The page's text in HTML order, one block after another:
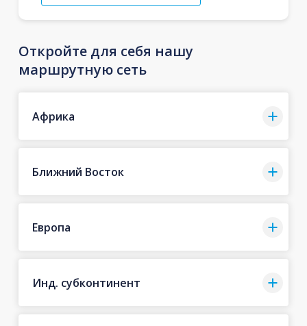
Откройте для себя нашу
маршрутную сеть
Африка
Ближний Восток
Европа
Инд. субконтинент